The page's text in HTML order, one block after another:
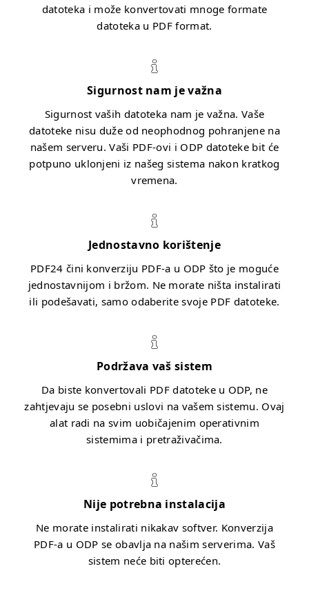
datoteka i može konvertovati mnoge formate
datoteka u PDF format.
Sigurnost nam je važna
Sigurnost vaših datoteka nam je važna. Vaše
datoteke nisu duže od neophodnog pohranjene na
našem serveru. Vaši PDF-ovi i ODP datoteke bit će
potpuno uklonjeni iz našeg sistema nakon kratkog
vremena.
Jednostavno korištenje
PDF24 čini konverziju PDF-a u ODP što je moguće
jednostavnijom i bržom. Ne morate ništa instalirati
ili podešavati, samo odaberite svoje PDF datoteke.
Podržava vaš sistem
Da biste konvertovali PDF datoteke u ODP, ne
zahtjevaju se posebni uslovi na vašem sistemu. Ovaj
alat radi na svim uobičajenim operativnim
sistemima i pretraživačima.
Nije potrebna instalacija
Ne morate instalirati nikakav softver. Konverzija
PDF-a u ODP se obavlja na našim serverima. Vaš
sistem neće biti opterećen.